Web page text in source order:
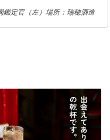
鑑定官（左）場所：瑞穂酒造